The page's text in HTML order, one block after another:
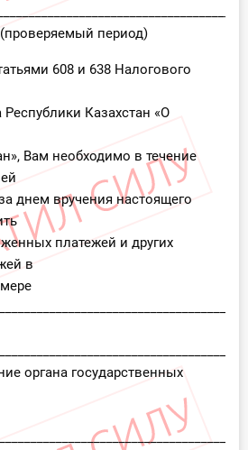
период)
608 и 638 Налогового
Республики Казахстан «О
Вам необходимо в течение
днем вручения настоящего
платежей и других
в
государственных